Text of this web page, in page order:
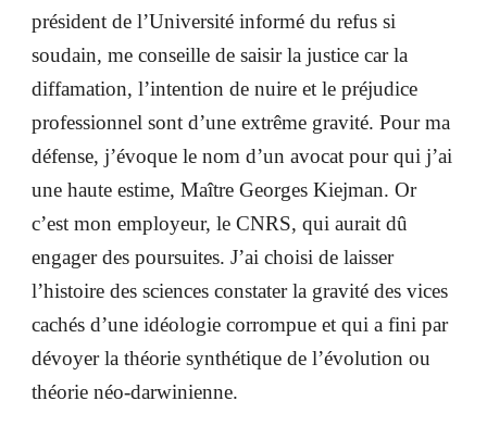
président de l’Université informé du refus si
soudain, me conseille de saisir la justice car la
diffamation, l’intention de nuire et le préjudice
professionnel sont d’une extrême gravité. Pour ma
défense, j’évoque le nom d’un avocat pour qui j’ai
une haute estime, Maître Georges Kiejman. Or
c’est mon employeur, le CNRS, qui aurait dû
engager des poursuites. J’ai choisi de laisser
l’histoire des sciences constater la gravité des vices
cachés d’une idéologie corrompue et qui a fini par
dévoyer la théorie synthétique de l’évolution ou
théorie néo-darwinienne.